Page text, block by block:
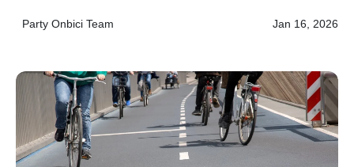
Party Onbici Team Jan 16, 2026